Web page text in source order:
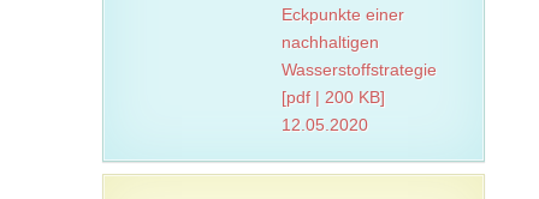
Eckpunkte einer
nachhaltigen
Wasserstoffstrategie
[pdf | 200 KB]
12.05.2020